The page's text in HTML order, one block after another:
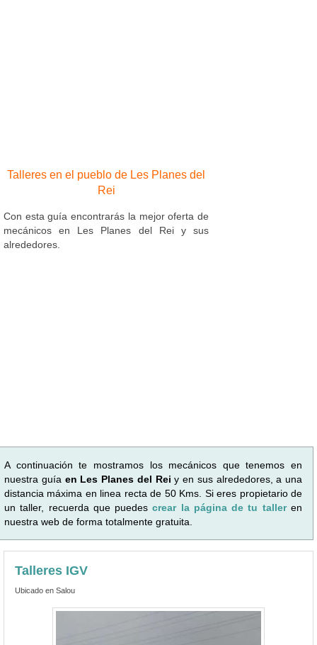
Talleres en el pueblo de Les Planes del
Rei
Con esta guía encontrarás la mejor oferta de
mecánicos en Les Planes del Rei y sus
alrededores.
A continuación te mostramos los mecánicos que tenemos en
nuestra guía en Les Planes del Rei y en sus alrededores, a una
distancia máxima en linea recta de 50 Kms. Si eres propietario de
un taller, recuerda que puedescrear la página de tu talleren
nuestra web de forma totalmente gratuita.
Talleres IGV
Ubicado en Salou